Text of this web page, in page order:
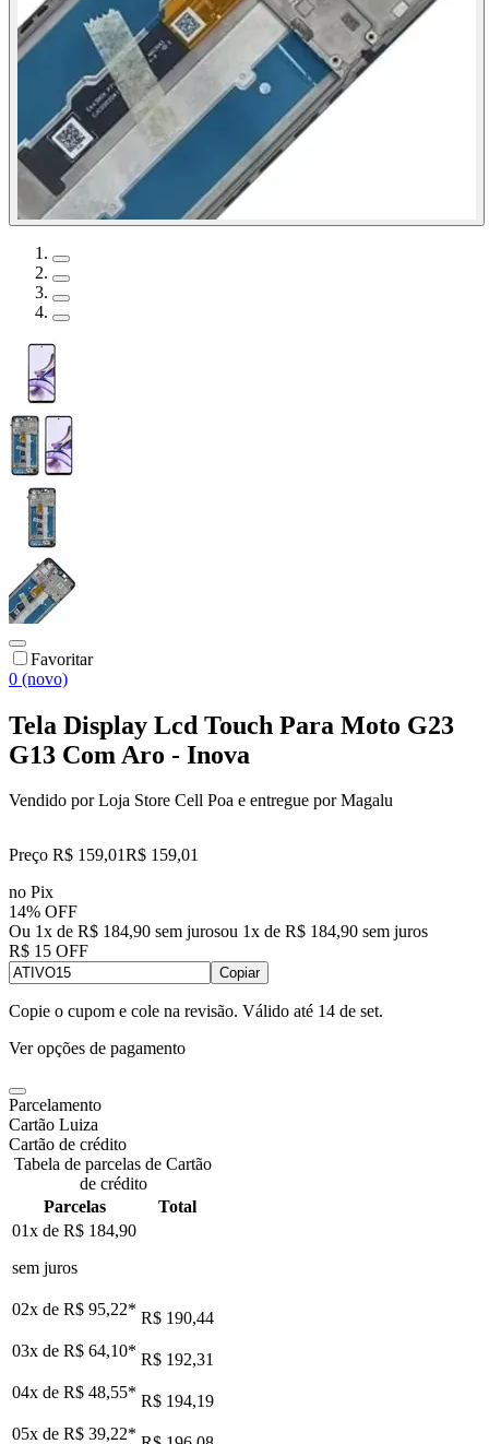
Favoritar
0 (novo)
Tela Display Lcd Touch Para Moto G23
G13 Com Aro - Inova
Vendido porLoja Store Cell Poa e entregue por Magalu
Preço R$ 159,01R$ 159,01
no Pix
14% OFF
Ou 1x de R$ 184,90 sem jurosou 1x de R$ 184,90 sem juros
R$ 15 OFF
Copiar
Copie o cupom e cole na revisão. Válido até 14 de set.
Ver opções de pagamento
Parcelamento
Cartão Luiza
Cartão de crédito
Tabela de parcelas de Cartão
de crédito
Parcelas
Total
01x de R$ 184,90
sem juros
02x de R$ 95,22* R$ 190,44
03x de R$ 64,10* R$ 192,31
04x de R$ 48,55* R$ 194,19
05x de R$ 39,22*